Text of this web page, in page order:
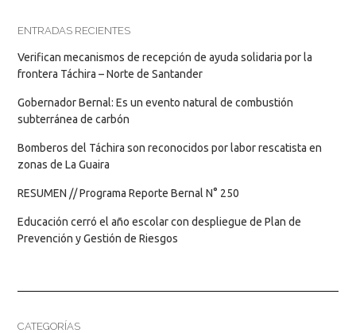
ENTRADAS RECIENTES
Verifican mecanismos de recepción de ayuda solidaria por la
frontera Táchira – Norte de Santander
Gobernador Bernal: Es un evento natural de combustión
subterránea de carbón
Bomberos del Táchira son reconocidos por labor rescatista en
zonas de La Guaira
RESUMEN // Programa Reporte Bernal N° 250
Educación cerró el año escolar con despliegue de Plan de
Prevención y Gestión de Riesgos
CATEGORÍAS